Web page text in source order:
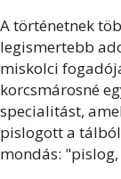
A történetnek
legismertebb
miskolci
korcsmárosné
specialitást,
pislogott a
mondás: